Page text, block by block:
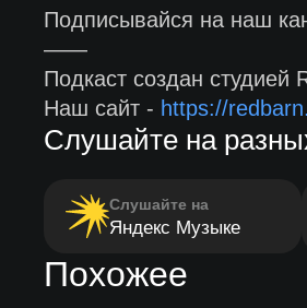
Подписывайся на наш
——
Подкаст создан студией
Наш сайт - https://
Слушайте на
Слушайте на
Яндекс Музыке
Похожее